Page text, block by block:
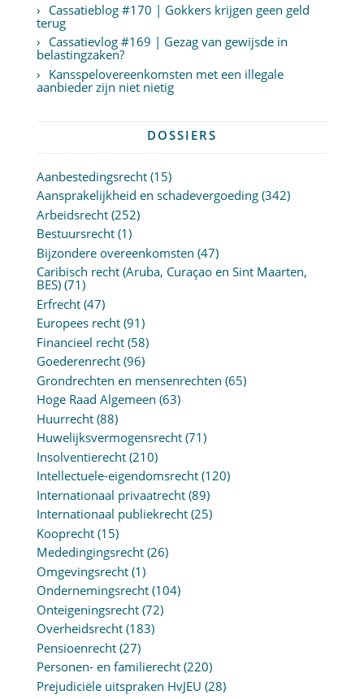
Cassatieblog #170 | Gokkers krijgen geen geld
terug
Cassatievlog #169 | Gezag van gewijsde in
belastingzaken?
Kansspelovereenkomsten met een illegale
aanbieder zijn niet nietig
DOSSIERS
Aanbestedingsrecht(15)
Aansprakelijkheid en schadevergoeding(342)
Arbeidsrecht(252)
Bestuursrecht(1)
Bijzondere overeenkomsten (47)
Caribisch recht (Aruba, Curaçao en Sint Maarten,
BES)(71)
Erfrecht(47)
Europees recht(91)
Financieel recht(58)
Goederenrecht(96)
Grondrechten en mensenrechten (65)
Hoge Raad Algemeen (63)
Huurrecht(88)
Huwelijksvermogensrecht(71)
Insolventierecht(210)
Intellectuele-eigendomsrecht(120)
Internationaal privaatrecht(89)
Internationaal publiekrecht(25)
Kooprecht(15)
Mededingingsrecht(26)
Omgevingsrecht(1)
Ondernemingsrecht(104)
Onteigeningsrecht(72)
Overheidsrecht(183)
Pensioenrecht(27)
Personen- en familierecht(220)
Prejudiciële uitspraken HvJEU (28)